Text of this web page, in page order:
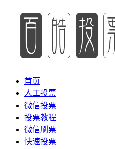
首页
人工投票
微信投票
投票教程
微信刷票
快速投票